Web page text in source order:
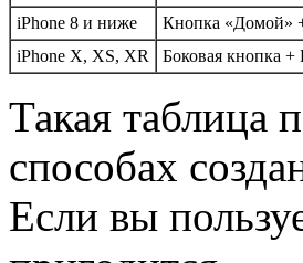
iPhone 8 и ниже
Кнопка «Домой»
iPhone X, XS, XR
Боковая кнопка +
Такая таблица
способах
Если вы